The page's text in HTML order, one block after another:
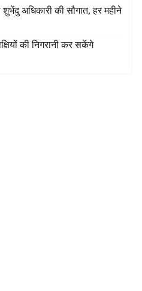
अधिकारी की सौगात, हर महीने
की निगरानी कर सकेंगे